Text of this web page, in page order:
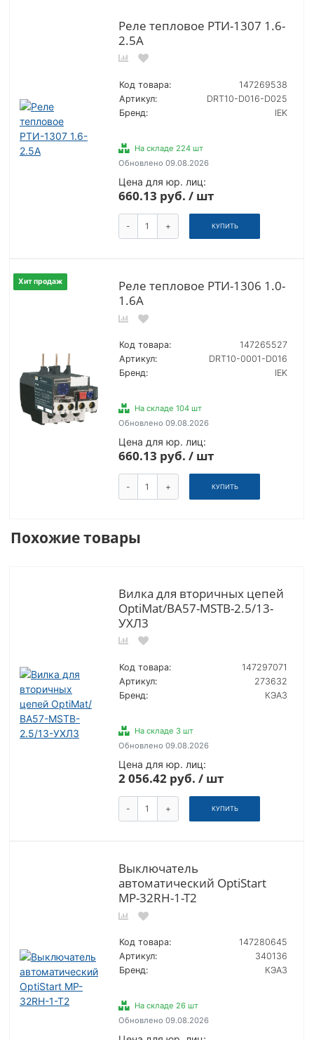
Реле тепловое РТИ-1307 1.6-
2.5А
Код товара:
147269538
Артикул:
DRT10-D016-D025
Бренд:
IEK
На складе 224 шт
Обновлено 09.08.2026
Цена для юр. лиц:
660.13 руб. / шт
- + КУПИТЬ
Хит продаж
Реле тепловое РТИ-1306 1.0-
1.6А
Код товара:
147265527
Артикул:
DRT10-0001-D016
Бренд:
IEK
На складе 104 шт
Обновлено 09.08.2026
Цена для юр. лиц:
660.13 руб. / шт
- + КУПИТЬ
Похожие товары
Вилка для вторичных цепей
OptiMat/ВА57-MSTB-2.5/13-
УХЛ3
Код товара:
147297071
Артикул:
273632
Бренд:
КЭАЗ
На складе 3 шт
Обновлено 09.08.2026
Цена для юр. лиц:
2 056.42 руб. / шт
- + КУПИТЬ
Выключатель
автоматический OptiStart
MP-32RH-1-T2
Код товара:
147280645
Артикул:
340136
Бренд:
КЭАЗ
На складе 26 шт
Обновлено 09.08.2026